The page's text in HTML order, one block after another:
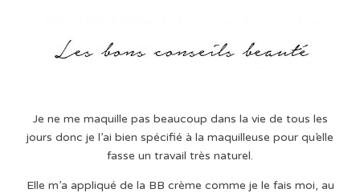
Je ne me maquille pas beaucoup dans la vie de tous les
jours donc je l’ai bien spécifié à la maquilleuse pour qu’elle
fasse un travail très naturel.
Elle m’a appliqué de la BB crème comme je le fais moi, au